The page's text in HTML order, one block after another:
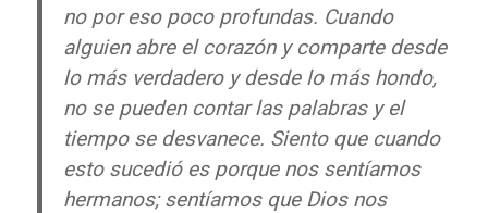
no por eso poco profundas. Cuando
alguien abre el corazón y comparte desde
lo más verdadero y desde lo más hondo,
no se pueden contar las palabras y el
tiempo se desvanece. Siento que cuando
esto sucedió es porque nos sentíamos
hermanos; sentíamos que Dios nos